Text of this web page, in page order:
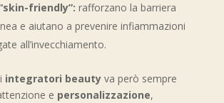
friendly”: rafforzano la barriera
e aiutano a prevenire infiammazioni
all’invecchiamento.
integratori beautyva però sempre
e personalizzazione,